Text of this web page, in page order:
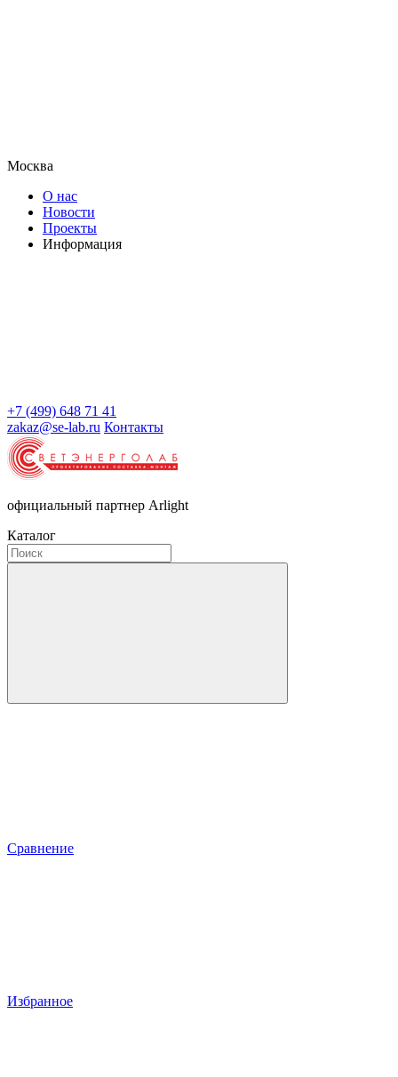
Москва
О нас
Новости
Проекты
Информация
+7 (499) 648 71 41
zakaz@se-lab.ru Контакты
официальный партнер Arlight
Каталог
Сравнение
Избранное